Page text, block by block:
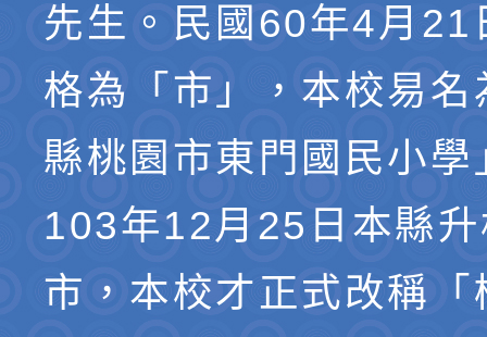
先生。民國60年4月21
格為「市」，本校易名
縣桃園市東門國民小學
103年12月25日本縣
市，本校才正式改稱「